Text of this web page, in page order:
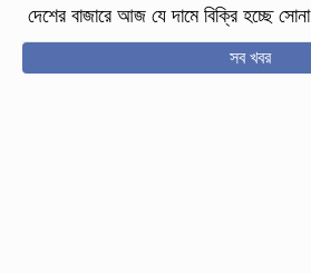
দেশের বাজারে আজ যে দামে বিক্রি হচ্ছে সোনা
সব খবর